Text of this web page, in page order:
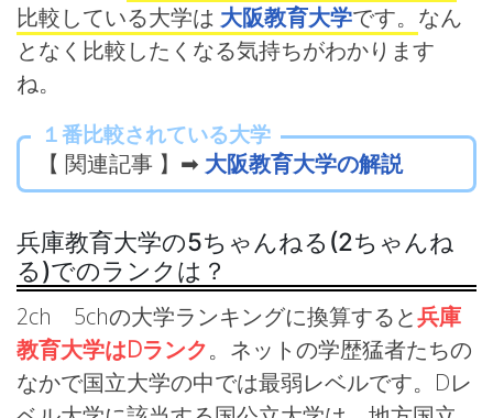
比較している大学は 大阪教育大学です。 なん
となく比較したくなる気持ちがわかります
ね。
１番比較されている大学
【 関連記事 】➡ 大阪教育大学の解説
兵庫教育大学の5ちゃんねる(2ちゃんね
る)でのランクは？
2ch 5chの大学ランキングに換算すると兵庫
教育大学はDランク。ネットの学歴猛者たちの
なかで国立大学の中では最弱レベルです。Dレ